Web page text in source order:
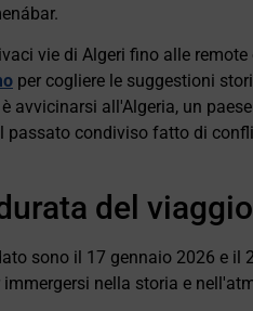
vie di Algeri fino alle remote
per cogliere le suggestioni
avvicinarsi all'Algeria, un
condiviso fatto di
del viaggio
sono il 17 gennaio 2026 e il
immergersi nella storia e